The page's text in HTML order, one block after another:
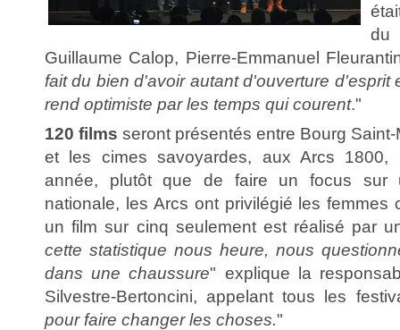
Guillaume Calop, Pierre-Emmanuel
fait du bien d'avoir autant d'ouverture d'esprit
rend optimiste par les temps qui courent."
120 films seront présentés entre Bourg
et les cimes savoyardes, aux Arcs 1800,
année, plutôt que de faire un focus sur
nationale, les Arcs ont privilégié les femmes
un film sur cinq seulement est réalisé par
cette statistique nous heure, nous
dans une chaussure" explique la
Silvestre-Bertoncini, appelant tous les
pour faire changer les choses."